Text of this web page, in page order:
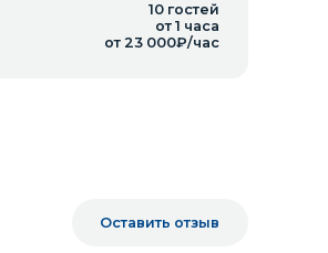
10 гостей
от 1 часа
от 23 000₽/час
Оставить отзыв